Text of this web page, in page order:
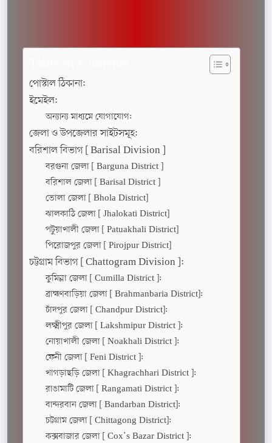
পোস্টাল ঠিকানা:
ইমেইল:
অন্যান্য মাধ্যমে যোগাযোগ:
জেলা ও উপজেলার সাইটসমূহ:
বরিশাল বিভাগ [ Barisal Division ]
বরগুনা জেলা [ Barguna District ]
বরিশাল জেলা [ Barisal District ]
ভোলা জেলা [ Bhola District]
ঝালকাঠি জেলা [ Jhalokati District]
পটুয়াখালী জেলা [ Patuakhali District]
পিরোজপুর জেলা [ Pirojpur District]
চট্টগ্রাম বিভাগ [ Chattogram Division ]:
কুমিল্লা জেলা [ Cumilla District ]:
ব্রাহ্মণবাড়িয়া জেলা [ Brahmanbaria District]:
চাঁদপুর জেলা [ Chandpur District]:
লক্ষ্মীপুর জেলা [ Lakshmipur District ]:
নোয়াখালী জেলা [ Noakhali District ]:
ফেনী জেলা [ Feni District ]:
খাগড়াছড়ি জেলা [ Khagrachhari District ]:
রাঙামাটি জেলা [ Rangamati District ]:
বান্দরবান জেলা [ Bandarban District]:
চট্টগ্রাম জেলা [ Chittagong District]:
কক্সবাজার জেলা [ Cox’s Bazar District ]: